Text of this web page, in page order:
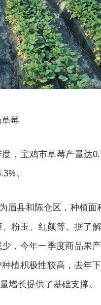
莓
，宝鸡市草莓产量达
。
眉县和陈仓区，种植面
粉玉、红颜等。据了
，今年一季度商品果
植积极性较高，去年
增长提供了基础支撑。